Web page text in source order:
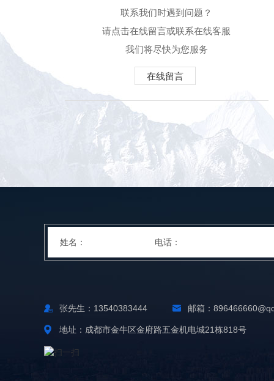
联系我们时遇到问题？
请点击在线留言或联系在线客服
我们将尽快为您服务
在线留言
张先生：13540383444 邮箱：
地址：成都市金牛区金府路五金机电城21栋818号